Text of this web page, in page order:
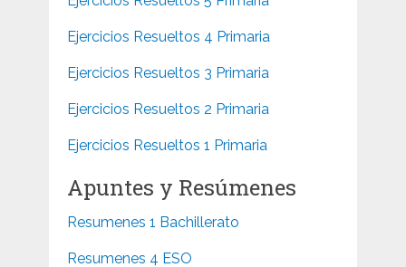
Ejercicios Resueltos 4 Primaria
Ejercicios Resueltos 3 Primaria
Ejercicios Resueltos 2 Primaria
Ejercicios Resueltos 1 Primaria
Apuntes y Resúmenes
Resumenes 1 Bachillerato
Resumenes 4 ESO